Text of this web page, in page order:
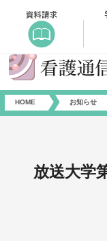
HOME お知らせ
放送大学